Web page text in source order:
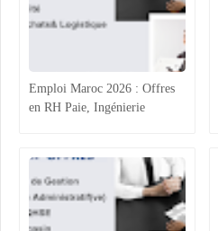
Emploi Maroc 2026 : Offres
en RH Paie, Ingénierie